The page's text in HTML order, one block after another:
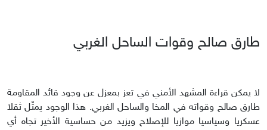
طارق صالح وقوات الساحل الغربي
لا يمكن قراءة المشهد الأمني في تعز بمعزل عن وجود قائد المقاومة
طارق صالح وقواته في المخا والساحل الغربي. هذا الوجود يمثّل ثقلا
عسكريا وسياسيا موازيا للإصلاح ويزيد من حساسية الأخير تجاه أي